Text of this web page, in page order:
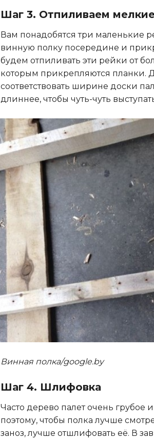
Шаг 3. Отпиливаем
Вам понадобятся три маленькие
винную полку посередине и
будем отпиливать эти рейки от
которым прикрепляются планки.
соответствовать ширине доски
длиннее, чтобы чуть-чуть
Винная полка/google.by
Шаг 4. Шлифовка
Часто дерево палет очень грубое
поэтому, чтобы полка лучше
заноз, лучше отшлифовать её. В